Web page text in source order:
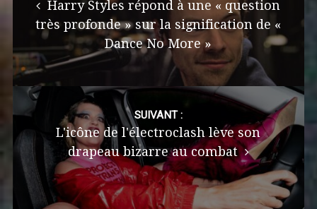
Harry Styles répond à une « question
très profonde » sur la signification de «
Dance No More »
SUIVANT :
L'icône de l'électroclash lève son
drapeau bizarre au combat